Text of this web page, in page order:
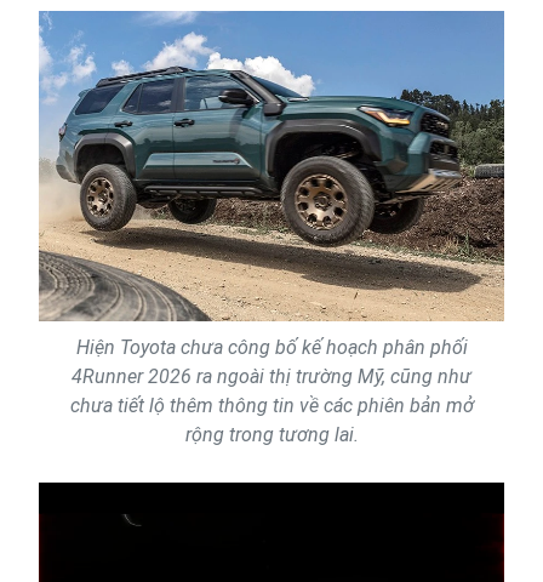
Hiện Toyota chưa công bố kế hoạch phân phối
4Runner 2026 ra ngoài thị trường Mỹ, cũng như
chưa tiết lộ thêm thông tin về các phiên bản mở
rộng trong tương lai.